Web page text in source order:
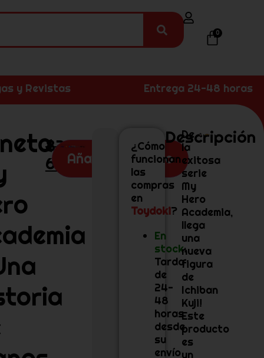
0
y Revistas Entrega 24-48 horas
82,99
65,99Añadir al carrito
¿Cómo
funcionan
las
compras
en
Toydoki?
En
stock:
Tarda
de
24-
48
horas
desde
su
envío
Descripción
De
la
exitosa
serie
My
Hero
Academia,
llega
una
nueva
figura
de
Ichiban
Kuji!
Este
producto
es
un